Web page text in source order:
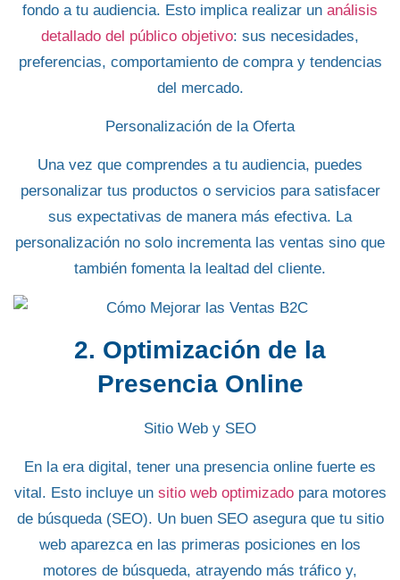
fondo a tu audiencia. Esto implica realizar un análisis
detallado del público objetivo: sus necesidades,
preferencias, comportamiento de compra y tendencias
del mercado.
Personalización de la Oferta
Una vez que comprendes a tu audiencia, puedes
personalizar tus productos o servicios para satisfacer
sus expectativas de manera más efectiva. La
personalización no solo incrementa las ventas sino que
también fomenta la lealtad del cliente.
2. Optimización de la
Presencia Online
Sitio Web y SEO
En la era digital, tener una presencia online fuerte es
vital. Esto incluye un sitio web optimizado para motores
de búsqueda (SEO). Un buen SEO asegura que tu sitio
web aparezca en las primeras posiciones en los
motores de búsqueda, atrayendo más tráfico y,